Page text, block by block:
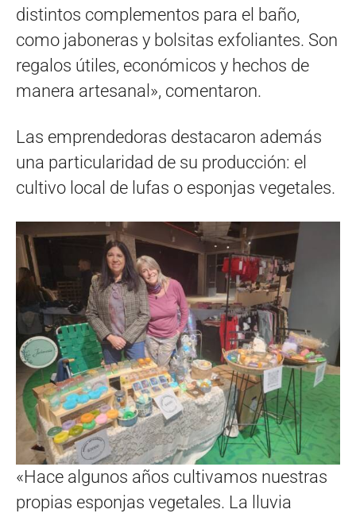
distintos complementos para el baño,
como jaboneras y bolsitas exfoliantes. Son
regalos útiles, económicos y hechos de
manera artesanal», comentaron.
Las emprendedoras destacaron además
una particularidad de su producción: el
cultivo local de lufas o esponjas vegetales.
«Hace algunos años cultivamos nuestras
propias esponjas vegetales. La lluvia